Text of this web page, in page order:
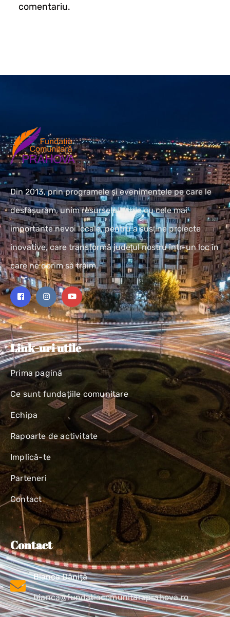
comentariu.
Din 2013, prin programele și evenimentele pe care le
desfășurăm, unim resursele locale cu cele mai
importante nevoi locale, pentru a susţine proiecte
inovative, care transformă judeţul nostru într-un loc în
care ne dorim să trăim.
Link-uri utile
Prima pagină
Ce sunt fundațiile comunitare
Echipa
Rapoarte de activitate
Implică-te
Parteneri
Contact
Contact
Bianca Dăniță
bianca@fundatiacomunitaraprahova.ro